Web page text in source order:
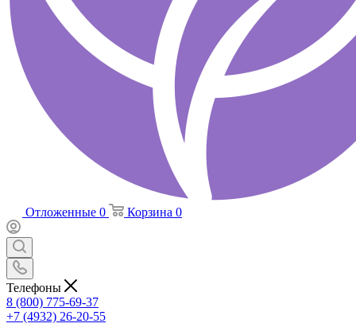
Отложенные 0 Корзина 0
Телефоны
8 (800) 775-69-37
+7 (4932) 26-20-55